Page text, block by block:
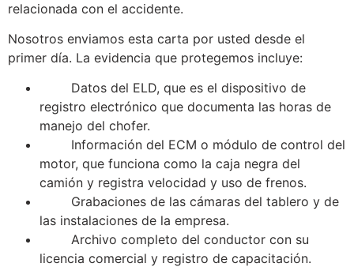
relacionada con el accidente.
Nosotros enviamos esta carta por usted desde el
primer día. La evidencia que protegemos incluye:
Datos del ELD, que es el dispositivo de
registro electrónico que documenta las horas de
manejo del chofer.
Información del ECM o módulo de control del
motor, que funciona como la caja negra del
camión y registra velocidad y uso de frenos.
Grabaciones de las cámaras del tablero y de
las instalaciones de la empresa.
Archivo completo del conductor con su
licencia comercial y registro de capacitación.